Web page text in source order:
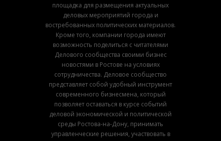
площадка для размещения актуальных
деловых мероприятий города и
востребованных политических материалов.
Кроме того, компании города имеют
возможность поделиться с читателями
Делового сообщества своими бизнес
новостями в Ростове на условиях
сотрудничества. Деловое сообщество
представляет собой удобный инструмент
современного бизнесмена, который
позволяет оставаться в курсе событий
деловой экономической и политической
среды Ростова-на-Дону, принимать
управленческие решения, участвовать в